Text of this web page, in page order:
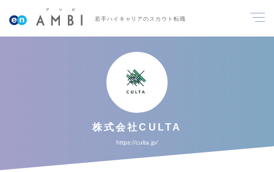
若手ハイキャリアのスカウト転職
株式会社CULTA
https://culta.jp/